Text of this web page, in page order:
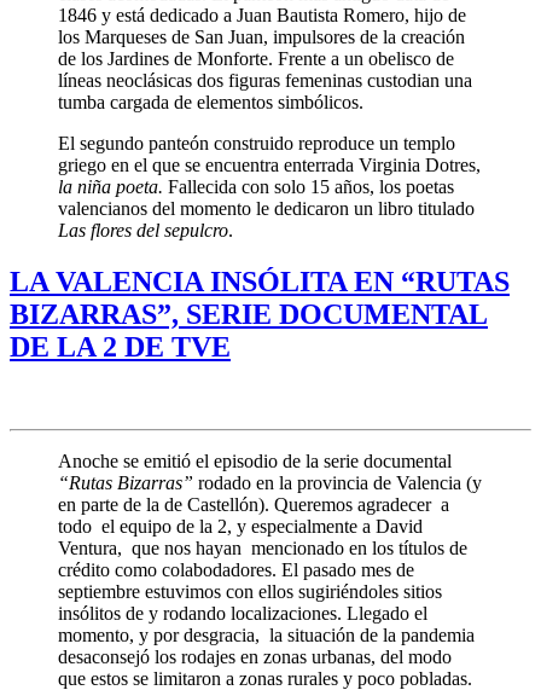
1846 y está dedicado a Juan Bautista Romero, hijo de
los Marqueses de San Juan, impulsores de la creación
de los Jardines de Monforte. Frente a un obelisco de
líneas neoclásicas dos figuras femeninas custodian una
tumba cargada de elementos simbólicos.
El segundo panteón construido reproduce un templo
griego en el que se encuentra enterrada Virginia Dotres,
la niña poeta. Fallecida con solo 15 años, los poetas
valencianos del momento le dedicaron un libro titulado
Las flores del sepulcro.
LA VALENCIA INSÓLITA EN “RUTAS
BIZARRAS”, SERIE DOCUMENTAL
DE LA 2 DE TVE
Anoche se emitió el episodio de la serie documental
“Rutas Bizarras” rodado en la provincia de Valencia (y
en parte de la de Castellón). Queremos agradecer a
todo el equipo de la 2, y especialmente a David
Ventura, que nos hayan mencionado en los títulos de
crédito como colabodadores. El pasado mes de
septiembre estuvimos con ellos sugiriéndoles sitios
insólitos de y rodando localizaciones. Llegado el
momento, y por desgracia, la situación de la pandemia
desaconsejó los rodajes en zonas urbanas, del modo
que estos se limitaron a zonas rurales y poco pobladas.